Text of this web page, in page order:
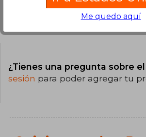
Preguntas y respuestas
¿Tienes una pregunta sobre
sesión para poder agregar tu
Me quedo aquí